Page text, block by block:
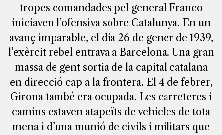
tropes comandades pel general Franco
iniciaven l’ofensiva sobre Catalunya. En un
avanç imparable, el dia 26 de gener de 1939,
l’exèrcit rebel entrava a Barcelona. Una gran
massa de gent sortia de la capital catalana
en direcció cap a la frontera. El 4 de febrer,
Girona també era ocupada. Les carreteres i
camins estaven atapeïts de vehicles de tota
mena i d’una munió de civils i militars que